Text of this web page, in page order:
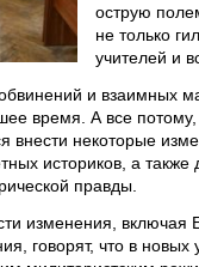
острую
не только
учителей и
и взаимных
время. А все потому,
внести некоторые
историков, а также
правды.
изменения,
говорят, что в новых